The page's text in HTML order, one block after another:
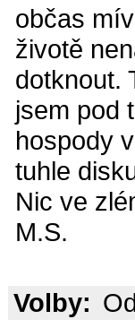
občas
životě
dotknout.
jsem pod
hospody
tuhle
Nic ve
M.S.
Volby: